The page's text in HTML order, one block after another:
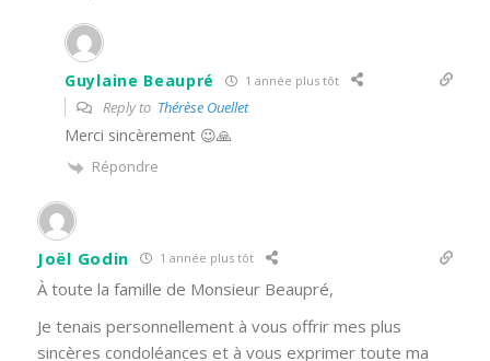
Guylaine Beaupré 1 année plus tôt
Reply to Thérèse Ouellet
Merci sincèrement 😉🙏
Répondre
Joël Godin 1 année plus tôt
À toute la famille de Monsieur Beaupré,
Je tenais personnellement à vous offrir mes plus
sincères condoléances et à vous exprimer toute ma